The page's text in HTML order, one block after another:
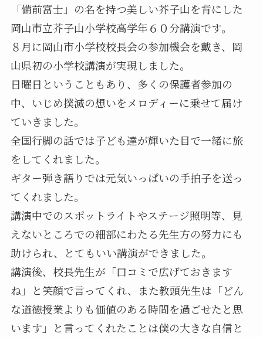
「備前富士」の名を持つ美しい芥子山を背にした
岡山市立芥子山小学校高学年６０分講演です。
８月に岡山市小学校校長会の参加機会を戴き、岡
山県初の小学校講演が実現しました。
日曜日ということもあり、多くの保護者参加の
中、いじめ撲滅の想いをメロディーに乗せて届け
ていきました。
全国行脚の話では子ども達が輝いた目で一緒に旅
をしてくれました。
ギター弾き語りでは元気いっぱいの手拍子を送っ
てくれました。
講演中でのスポットライトやステージ照明等、見
えないところでの細部にわたる先生方の努力にも
助けられ、とてもいい講演ができました。
講演後、校長先生が「口コミで広げておきます
ね」と笑顔で言ってくれ、また教頭先生は「どん
な道徳授業よりも価値のある時間を過ごせたと思
います」と言ってくれたことは僕の大きな自信と